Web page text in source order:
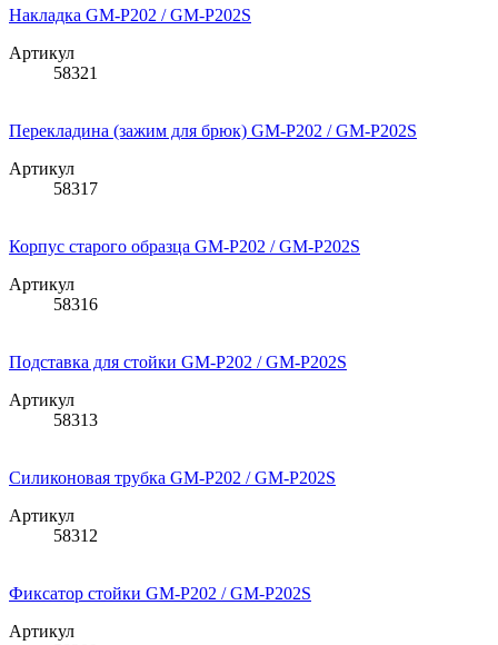
Накладка GM-P202 / GM-P202S
Артикул
58321
Перекладина (зажим для брюк) GM-P202 / GM-P202S
Артикул
58317
Корпус старого образца GM-P202 / GM-P202S
Артикул
58316
Подставка для стойки GM-P202 / GM-P202S
Артикул
58313
Силиконовая трубка GM-P202 / GM-P202S
Артикул
58312
Фиксатор стойки GM-P202 / GM-P202S
Артикул